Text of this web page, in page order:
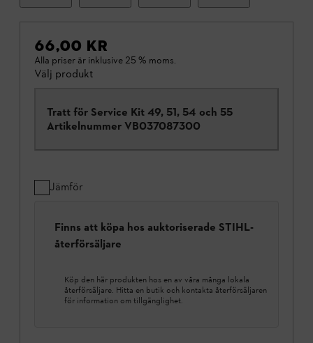
66,00 KR
Alla priser är inklusive 25 % moms.
Välj produkt
Tratt för Service Kit 49, 51, 54 och 55
Artikelnummer VB037087300
Jämför
Finns att köpa hos auktoriserade STIHL-
återförsäljare
Köp den här produkten hos en av våra många lokala
återförsäljare. Hitta en butik och kontakta återförsäljaren
för information om tillgänglighet.